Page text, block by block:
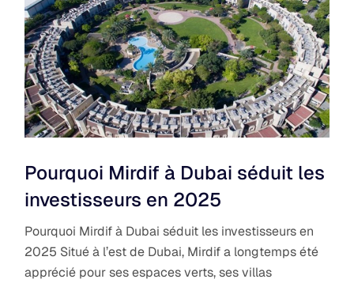
Pourquoi Mirdif à Dubai séduit les
investisseurs en 2025
Pourquoi Mirdif à Dubai séduit les investisseurs en
2025 Situé à l’est de Dubai, Mirdif a longtemps été
apprécié pour ses espaces verts, ses villas